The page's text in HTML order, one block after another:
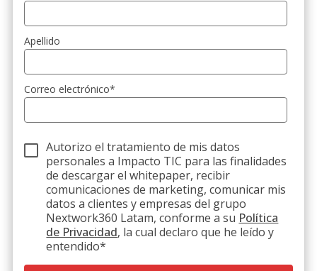
Apellido
Correo electrónico*
Autorizo el tratamiento de mis datos
personales a Impacto TIC para las finalidades
de descargar el whitepaper, recibir
comunicaciones de marketing, comunicar mis
datos a clientes y empresas del grupo
Nextwork360 Latam, conforme a su Política
de Privacidad, la cual declaro que he leído y
entendido*